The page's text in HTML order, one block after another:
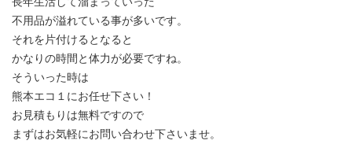
不用品が溢れている事が多いです。
それを片付けるとなると
かなりの時間と体力が必要ですね。
そういった時は
熊本エコ１にお任せ下さい！
お見積もりは無料ですので
まずはお気軽にお問い合わせ下さいませ。